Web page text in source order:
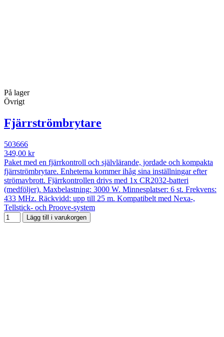
På lager
Övrigt
Fjärrströmbrytare
503666
349,00 kr
Paket med en fjärrkontroll och självlärande, jordade och kompakta
fjärrströmbrytare. Enheterna kommer ihåg sina inställningar efter
strömavbrott. Fjärrkontrollen drivs med 1x CR2032-batteri
(medföljer). Maxbelastning: 3000 W. Minnesplatser: 6 st. Frekvens:
433 MHz. Räckvidd: upp till 25 m. Kompatibelt med Nexa-,
Tellstick- och Proove-system
Lägg till i varukorgen